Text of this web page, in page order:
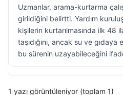
Uzmanlar, arama-kurtarma
girildiğini belirtti. Yardım
kişilerin kurtarılmasında ilk 48
taşıdığını, ancak su ve
bu sürenin uzayabileceğini
1 yazı görüntüleniyor (toplam 1)